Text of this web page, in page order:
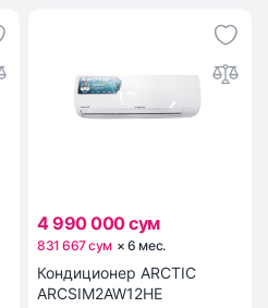
4 990 000 сум
831 667 сум ×6 мес.
Кондиционер ARCTIC
ARCSIM2AW12HE